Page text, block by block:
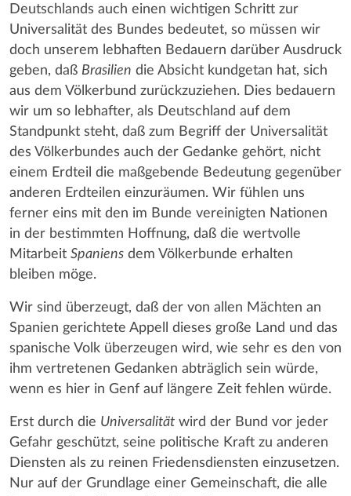
Deutschlands auch einen wichtigen Schritt zur
Universalität des Bundes bedeutet, so müssen wir
doch unserem lebhaften Bedauern darüber Ausdruck
geben, daß Brasilien die Absicht kundgetan hat, sich
aus dem Völkerbund zurückzuziehen. Dies bedauern
wir um so lebhafter, als Deutschland auf dem
Standpunkt steht, daß zum Begriff der Universalität
des Völkerbundes auch der Gedanke gehört, nicht
einem Erdteil die maßgebende Bedeutung gegenüber
anderen Erdteilen einzuräumen. Wir fühlen uns
ferner eins mit den im Bunde vereinigten Nationen
in der bestimmten Hoffnung, daß die wertvolle
Mitarbeit Spaniens dem Völkerbunde erhalten
bleiben möge.
Wir sind überzeugt, daß der von allen Mächten an
Spanien gerichtete Appell dieses große Land und das
spanische Volk überzeugen wird, wie sehr es den von
ihm vertretenen Gedanken abträglich sein würde,
wenn es hier in Genf auf längere Zeit fehlen würde.
Erst durch die Universalität wird der Bund vor jeder
Gefahr geschützt, seine politische Kraft zu anderen
Diensten als zu reinen Friedensdiensten einzusetzen.
Nur auf der Grundlage einer Gemeinschaft, die alle